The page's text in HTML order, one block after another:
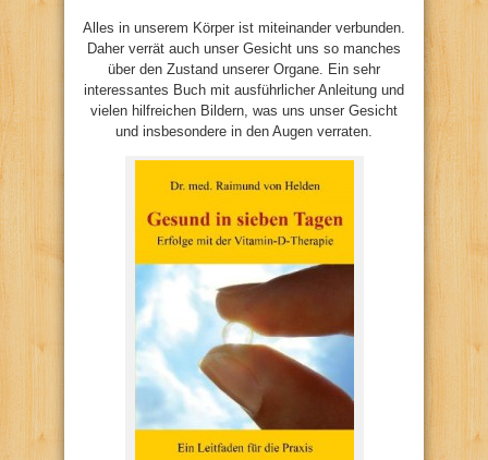
Alles in unserem Körper ist miteinander verbunden.
Daher verrät auch unser Gesicht uns so manches
über den Zustand unserer Organe. Ein sehr
interessantes Buch mit ausführlicher Anleitung und
vielen hilfreichen Bildern, was uns unser Gesicht
und insbesondere in den Augen verraten.